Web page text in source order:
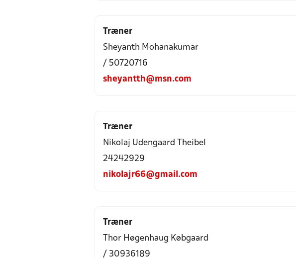
Træner
Sheyanth Mohanakumar
/ 50720716
sheyantth@msn.com
Træner
Nikolaj Udengaard Theibel
24242929
nikolajr66@gmail.com
Træner
Thor Høgenhaug Købgaard
/ 30936189